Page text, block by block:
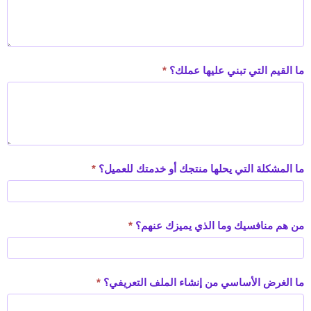
ما القيم التي تبني عليها عملك؟ *
ما المشكلة التي يحلها منتجك أو خدمتك للعميل؟ *
من هم منافسيك وما الذي يميزك عنهم؟ *
ما الغرض الأساسي من إنشاء الملف التعريفي؟ *